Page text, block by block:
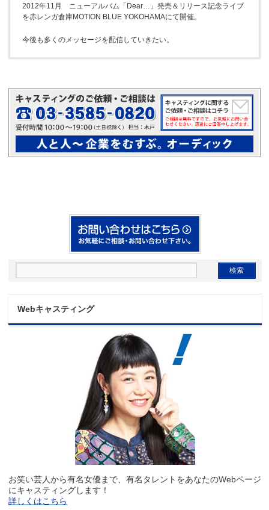
2012年11月 ニューアルバム「Dear…」発売＆リリース記念ライブ
を赤レンガ倉庫MOTION BLUE YOKOHAMAにて開催。
今後も多くのメッセージを配信していきたい。
Webキャスティング
お笑い芸人から有名女優まで、有名タレントをあなたのWebページ
にキャスティングします！
詳しくはこちら